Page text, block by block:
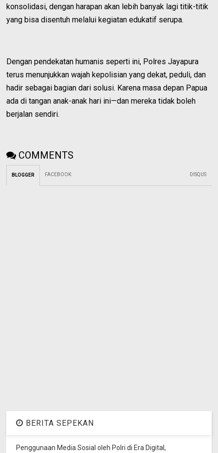
konsolidasi, dengan harapan akan lebih banyak lagi titik-titik
yang bisa disentuh melalui kegiatan edukatif serupa.
Dengan pendekatan humanis seperti ini, Polres Jayapura
terus menunjukkan wajah kepolisian yang dekat, peduli, dan
hadir sebagai bagian dari solusi. Karena masa depan Papua
ada di tangan anak-anak hari ini—dan mereka tidak boleh
berjalan sendiri.
COMMENTS
BLOGGER FACEBOOK: DISQUS
BERITA SEPEKAN
Penggunaan Media Sosial oleh Polri di Era Digital,